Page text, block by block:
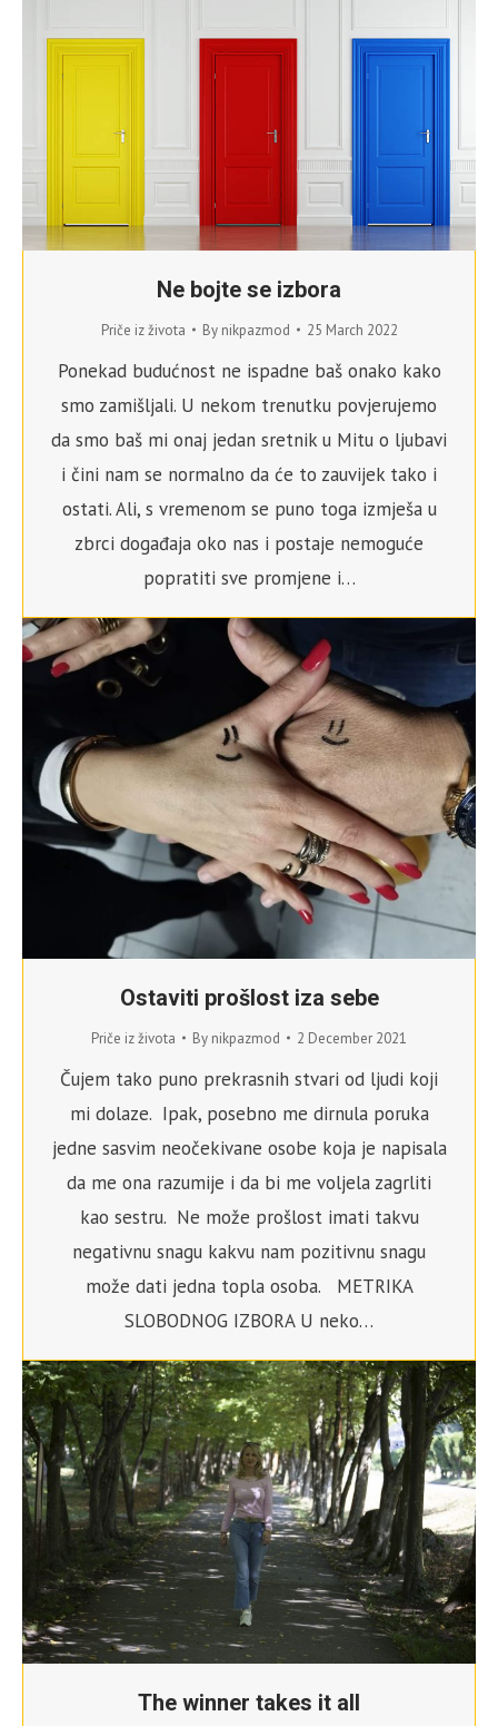
Ne bojte se izbora
Priče iz života By nikpazmod 25 March 2022
Ponekad budućnost ne ispadne baš onako kako
smo zamišljali. U nekom trenutku povjerujemo
da smo baš mi onaj jedan sretnik u Mitu o ljubavi
i čini nam se normalno da će to zauvijek tako i
ostati. Ali, s vremenom se puno toga izmješa u
zbrci događaja oko nas i postaje nemoguće
popratiti sve promjene i…
Ostaviti prošlost iza sebe
Priče iz života By nikpazmod 2 December 2021
Čujem tako puno prekrasnih stvari od ljudi koji
mi dolaze. Ipak, posebno me dirnula poruka
jedne sasvim neočekivane osobe koja je napisala
da me ona razumije i da bi me voljela zagrliti
kao sestru. Ne može prošlost imati takvu
negativnu snagu kakvu nam pozitivnu snagu
može dati jedna topla osoba. METRIKA
SLOBODNOG IZBORA U neko…
The winner takes it all